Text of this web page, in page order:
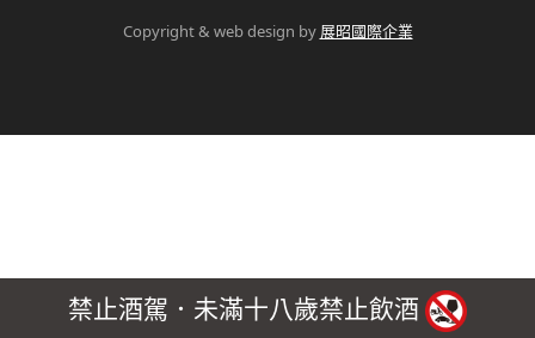
Copyright & web design by 展昭國際企業
禁止酒駕．未滿十八歲禁止飲酒